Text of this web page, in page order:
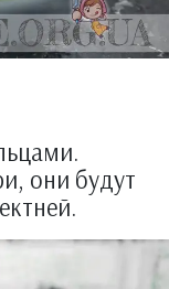
они будут